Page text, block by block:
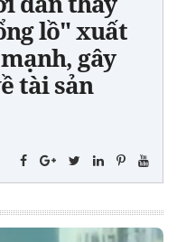
lồ" xuất
gây
tài sản